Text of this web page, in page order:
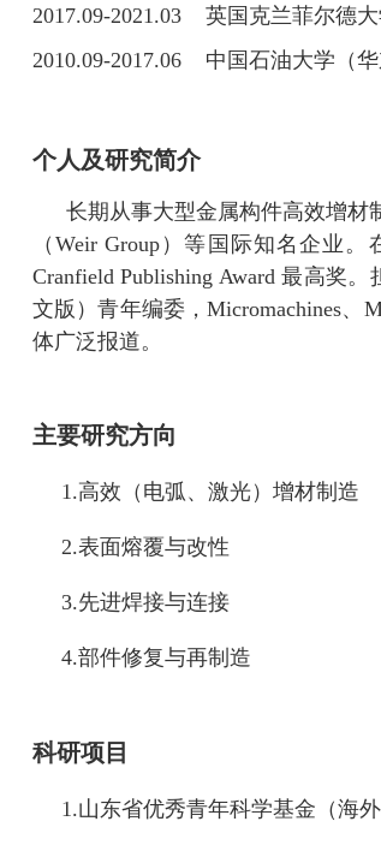
2017.09-2021.03 英国克兰菲尔德
2010.09-2017.06 中国石油大学（
个人及研究简介
长期从事大型金属构件高效增材
（Weir Group ）等国际知名企业。
Cranfield Publishing Award最高奖。
文版）青年编委，Micromachines、
体广泛报道。
主要研究方向
1.高效（电弧、激光）增材制造
2.表面熔覆与改性
3.先进焊接与连接
4.部件修复与再制造
科研项目
1.山东省优秀青年科学基金（海外